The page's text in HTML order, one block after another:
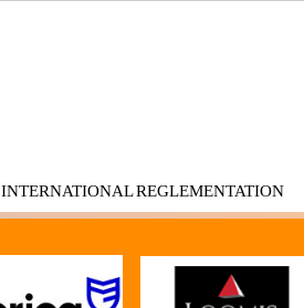
INTERNATIONALREGLEMENTATION